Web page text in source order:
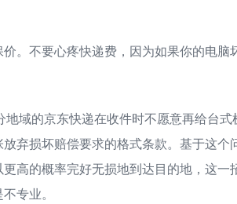
。不要心疼快递费，因为如果你的电脑
地域的京东快递在收件时不愿意再给台
弃损坏赔偿要求的格式条款。基于这个
高的概率完好无损地到达目的地，这一
专业。